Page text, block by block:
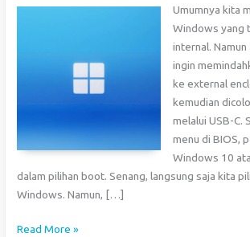
Umumnya kita
Windows yang
internal.
ingin
ke external
kemudian
melalui USB-C.
menu di BIOS,
Windows 10
dalam pilihan boot. Senang, langsung saja kita
Windows. Namun, […]
Error
Read More »